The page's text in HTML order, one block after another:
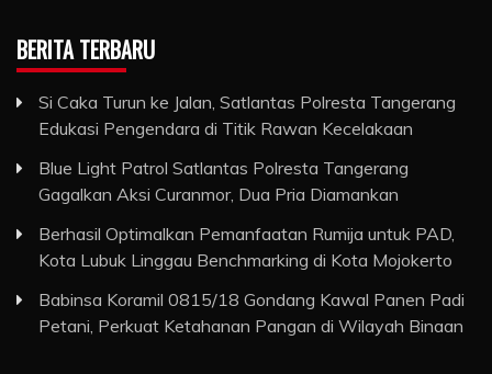
BERITA TERBARU
Si Caka Turun ke Jalan, Satlantas Polresta Tangerang
Edukasi Pengendara di Titik Rawan Kecelakaan
Blue Light Patrol Satlantas Polresta Tangerang
Gagalkan Aksi Curanmor, Dua Pria Diamankan
Berhasil Optimalkan Pemanfaatan Rumija untuk PAD,
Kota Lubuk Linggau Benchmarking di Kota Mojokerto
Babinsa Koramil 0815/18 Gondang Kawal Panen Padi
Petani, Perkuat Ketahanan Pangan di Wilayah Binaan